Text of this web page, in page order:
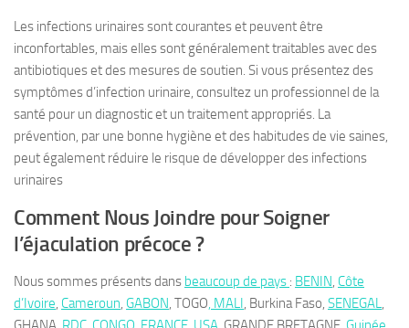
Les infections urinaires sont courantes et peuvent être
inconfortables, mais elles sont généralement traitables avec des
antibiotiques et des mesures de soutien. Si vous présentez des
symptômes d’infection urinaire, consultez un professionnel de la
santé pour un diagnostic et un traitement appropriés. La
prévention, par une bonne hygiène et des habitudes de vie saines,
peut également réduire le risque de développer des infections
urinaires
Comment Nous Joindre pour Soigner
l’éjaculation précoce ?
Nous sommes présents dans beaucoup de pays : BENIN, Côte
d’Ivoire, Cameroun, GABON, TOGO, MALI, Burkina Faso, SENEGAL,